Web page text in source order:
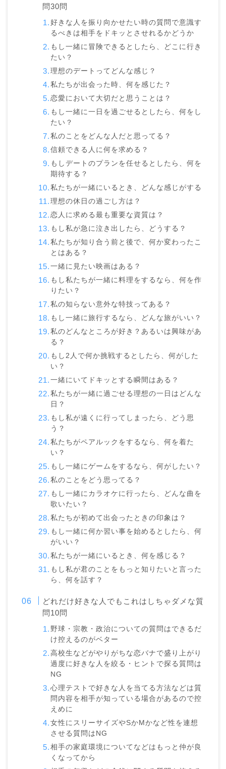
問30問
好きな人を振り向かせたい時の質問で意識す
るべきは相手をドキッとさせれるかどうか
もし一緒に冒険できるとしたら、どこに行き
たい？
理想のデートってどんな感じ？
私たちが出会った時、何を感じた？
恋愛において大切だと思うことは？
もし一緒に一日を過ごせるとしたら、何をし
たい？
私のことをどんな人だと思ってる？
信頼できる人に何を求める？
もしデートのプランを任せるとしたら、何を
期待する？
私たちが一緒にいるとき、どんな感じがする
理想の休日の過ごし方は？
恋人に求める最も重要な資質は？
もし私が急に泣き出したら、どうする？
私たちが知り合う前と後で、何か変わったこ
とはある？
一緒に見たい映画はある？
もし私たちが一緒に料理をするなら、何を作
りたい？
私の知らない意外な特技ってある？
もし一緒に旅行するなら、どんな旅がいい？
私のどんなところが好き？あるいは興味があ
る？
もし2人で何か挑戦するとしたら、何がした
い？
一緒にいてドキッとする瞬間はある？
私たちが一緒に過ごせる理想の一日はどんな
日？
もし私が遠くに行ってしまったら、どう思
う？
私たちがペアルックをするなら、何を着た
い？
もし一緒にゲームをするなら、何がしたい？
私のことをどう思ってる？
もし一緒にカラオケに行ったら、どんな曲を
歌いたい？
私たちが初めて出会ったときの印象は？
もし一緒に何か習い事を始めるとしたら、何
がいい？
私たちが一緒にいるとき、何を感じる？
もし私が君のことをもっと知りたいと言った
ら、何を話す？
どれだけ好きな人でもこれはしちゃダメな質
問10問
野球・宗教・政治についての質問はできるだ
け控えるのがベター
高校生などがやりがちな恋バナで盛り上がり
過度に好きな人を絞る・ヒントで探る質問は
NG
心理テストで好きな人を当てる方法などは質
問内容を相手が知っている場合があるので控
えめに
女性にスリーサイズやSかMかなど性を連想
させる質問はNG
相手の家庭環境についてなどはもっと仲が良
くなってから